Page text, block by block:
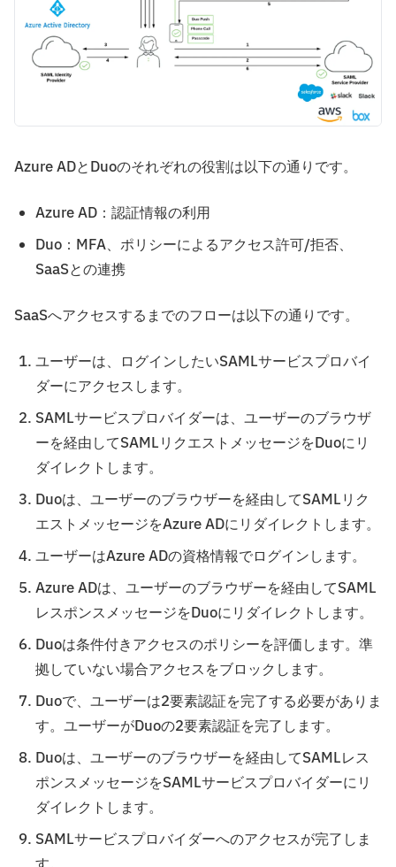
Azure ADとDuoのそれぞれの役割は以下の通りです。
Azure AD：認証情報の利用
Duo：MFA、ポリシーによるアクセス許可/拒否、
SaaSとの連携
SaaSへアクセスするまでのフローは以下の通りです。
ユーザーは、ログインしたいSAMLサービスプロバイ
ダーにアクセスします。
SAMLサービスプロバイダーは、ユーザーのブラウザ
ーを経由してSAMLリクエストメッセージをDuoにリ
ダイレクトします。
Duoは、ユーザーのブラウザーを経由してSAMLリク
エストメッセージをAzure ADにリダイレクトします。
ユーザーはAzure ADの資格情報でログインします。
Azure ADは、ユーザーのブラウザーを経由してSAML
レスポンスメッセージをDuoにリダイレクトします。
Duoは条件付きアクセスのポリシーを評価します。準
拠していない場合アクセスをブロックします。
Duoで、ユーザーは2要素認証を完了する必要がありま
す。ユーザーがDuoの2要素認証を完了します。
Duoは、ユーザーのブラウザーを経由してSAMLレス
ポンスメッセージをSAMLサービスプロバイダーにリ
ダイレクトします。
SAMLサービスプロバイダーへのアクセスが完了しま